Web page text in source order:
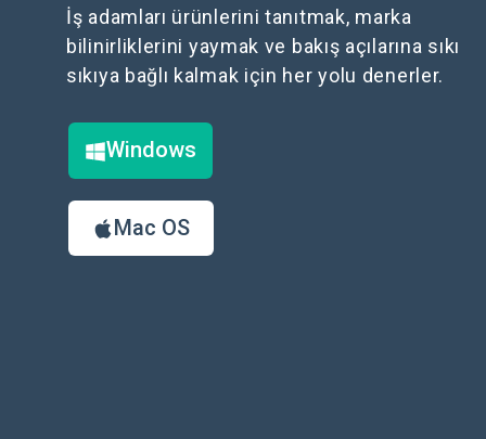
İş adamları ürünlerini tanıtmak, marka
bilinirliklerini yaymak ve bakış açılarına sıkı
sıkıya bağlı kalmak için her yolu denerler.
Windows
Mac OS